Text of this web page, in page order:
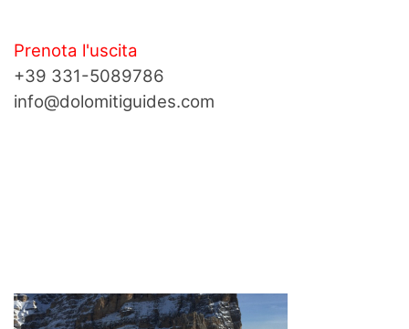
Prenota l'uscita
+39 331-5089786
info@dolomitiguides.com